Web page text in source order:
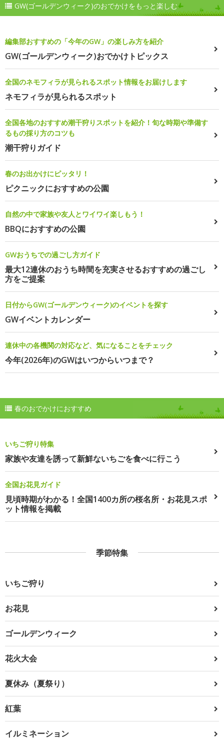
GW(ゴールデンウィーク)のおでかけをもっと楽しむ
編集部おすすめの「今年のGW」の楽しみ方を紹介
GW(ゴールデンウィーク)おでかけトピックス
全国のネモフィラが見られるスポット情報をお届けします
ネモフィラが見られるスポット
全国各地のおすすめ潮干狩りスポットを紹介！旬な時期や準備す
るもの採り方のコツも
潮干狩りガイド
春のお出かけにピッタリ！
ピクニックにおすすめの公園
自然の中で家族や友人とワイワイ楽しもう！
BBQにおすすめの公園
GWおうちでの過ごし方ガイド
最大12連休のおうち時間を充実させるおすすめの過ごし
方をご提案
日付からGW(ゴールデンウィーク)のイベントを探す
GWイベントカレンダー
連休中の各機関の対応など、気になることをチェック
今年(2026年)のGWはいつからいつまで？
春のおでかけにおすすめ
いちご狩り特集
家族や友達を誘って新鮮ないちごを食べに行こう
全国お花見ガイド
見頃時期がわかる！全国1400カ所の桜名所・お花見スポ
ット情報を掲載
季節特集
いちご狩り
お花見
ゴールデンウィーク
花火大会
夏休み（夏祭り）
紅葉
イルミネーション